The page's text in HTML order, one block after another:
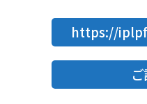
https://